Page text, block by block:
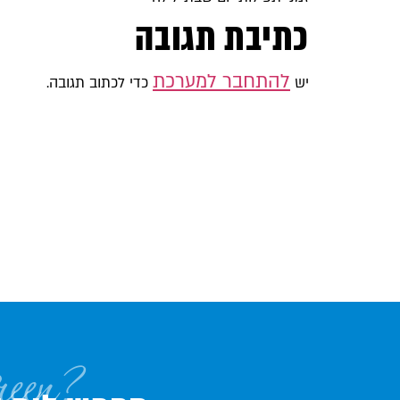
כתיבת תגובה
יש להתחבר למערכת כדי לכתוב תגובה.